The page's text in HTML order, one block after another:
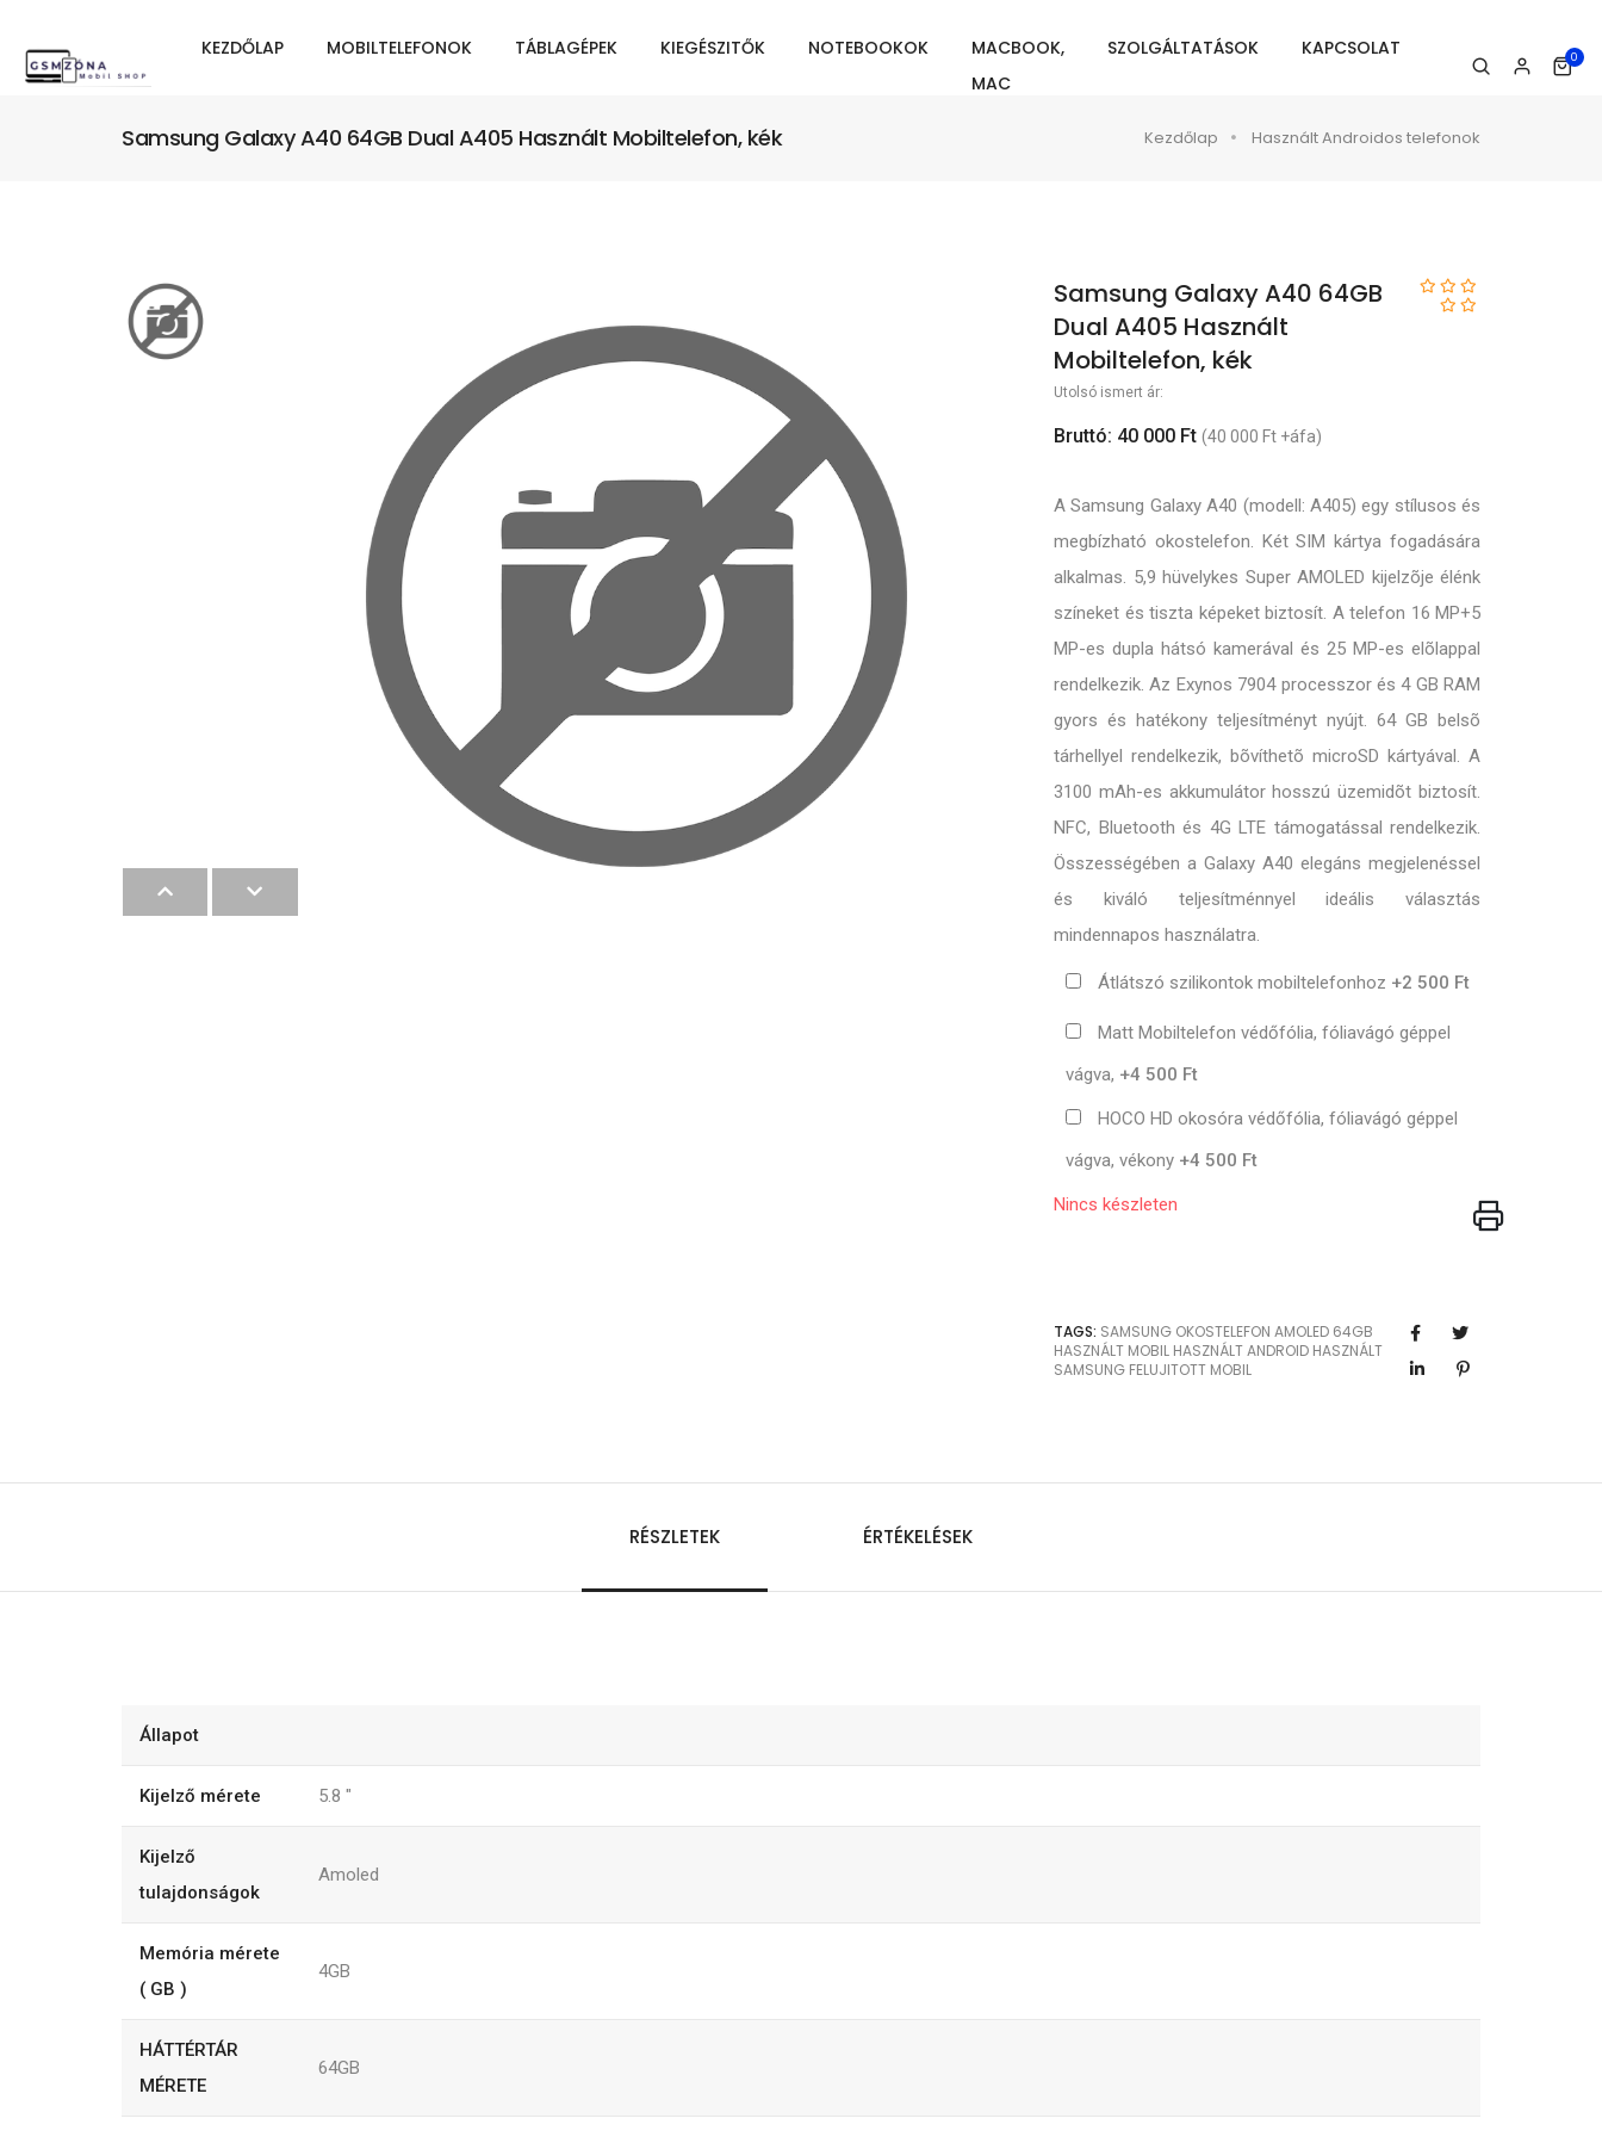
KEZDŐLAP MOBILTELEFONOK TÁBLAGÉPEK KIEGÉSZITŐK NOTEBOOKOK
MACBOOK,
MAC
SZOLGÁLTATÁSOK KAPCSOLAT 0
Samsung Galaxy A40 64GB Dual A405 Használt Mobiltelefon, kék Kezdőlap Használt Androidos telefonok
Samsung Galaxy A40 64GB
Dual A405 Használt
Mobiltelefon, kék
Utolsó ismert ár:
Bruttó: 40 000 Ft (40 000 Ft +áfa)
A Samsung Galaxy A40 (modell: A405) egy stílusos és
megbízható okostelefon. Két SIM kártya fogadására
alkalmas. 5,9 hüvelykes Super AMOLED kijelzõje élénk
színeket és tiszta képeket biztosít. A telefon 16 MP+5
MP-es dupla hátsó kamerával és 25 MP-es elõlappal
rendelkezik. Az Exynos 7904 processzor és 4 GB RAM
gyors és hatékony teljesítményt nyújt. 64 GB belsõ
tárhellyel rendelkezik, bõvíthetõ microSD kártyával. A
3100 mAh-es akkumulátor hosszú üzemidõt biztosít.
NFC, Bluetooth és 4G LTE támogatással rendelkezik.
Összességében a Galaxy A40 elegáns megjelenéssel
és kiváló teljesítménnyel ideális választás
mindennapos használatra.
Átlátszó szilikontok mobiltelefonhoz +2 500 Ft
Matt Mobiltelefon védőfólia, fóliavágó géppel
vágva, +4 500 Ft
HOCO HD okosóra védőfólia, fóliavágó géppel
vágva, vékony +4 500 Ft
Nincs készleten
TAGS: SAMSUNG OKOSTELEFON AMOLED 64GB
HASZNÁLT MOBIL HASZNÁLT ANDROID HASZNÁLT
SAMSUNG FELUJITOTT MOBIL
RÉSZLETEK ÉRTÉKELÉSEK
Állapot
Kijelző mérete 5.8 "
Kijelző
tulajdonságok
Amoled
Memória mérete
( GB )
4GB
HÁTTÉRTÁR
MÉRETE
64GB